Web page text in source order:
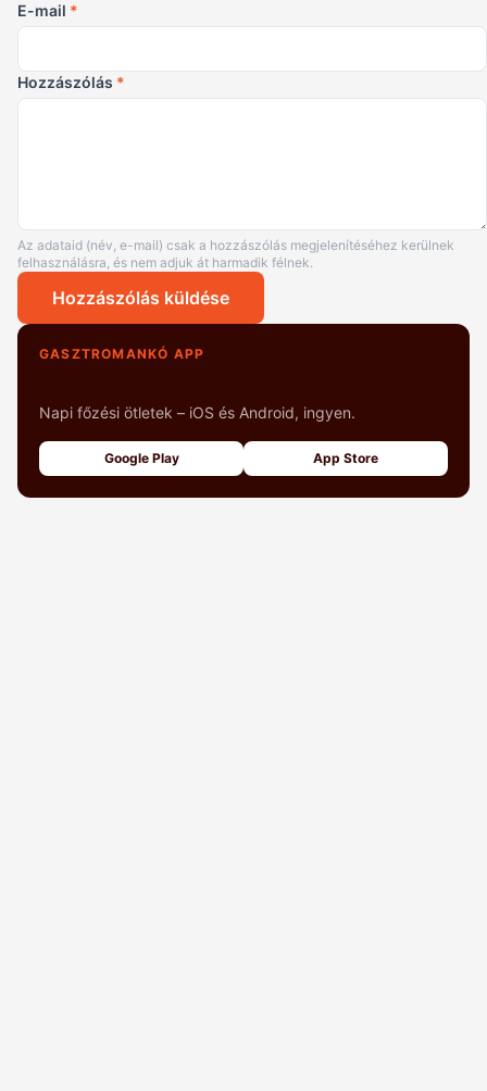
E-mail *
Hozzászólás *
Az adataid (név, e-mail) csak a hozzászólás megjelenítéséhez kerülnek
felhasználásra, és nem adjuk át harmadik félnek.
Hozzászólás küldése
GASZTROMANKÓ APP
Napi főzési ötletek – iOS és Android, ingyen.
Google Play App Store